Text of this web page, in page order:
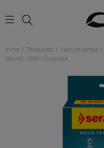
Inicio Productos Herramientas
Round - Sifón Limpiador